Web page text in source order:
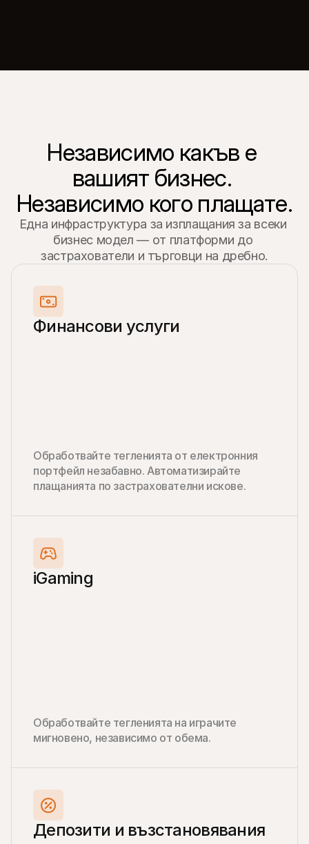
Независимо какъв е
вашият бизнес.
Независимо кого плащате.
Една инфраструктура за изплащания за всеки
бизнес модел — от платформи до
застрахователи и търговци на дребно.
Финансови услуги
Обработвайте тегленията от електронния
портфейл незабавно. Автоматизирайте
плащанията по застрахователни искове.
iGaming
Обработвайте тегленията на играчите
мигновено, независимо от обема.
Депозити и възстановявания